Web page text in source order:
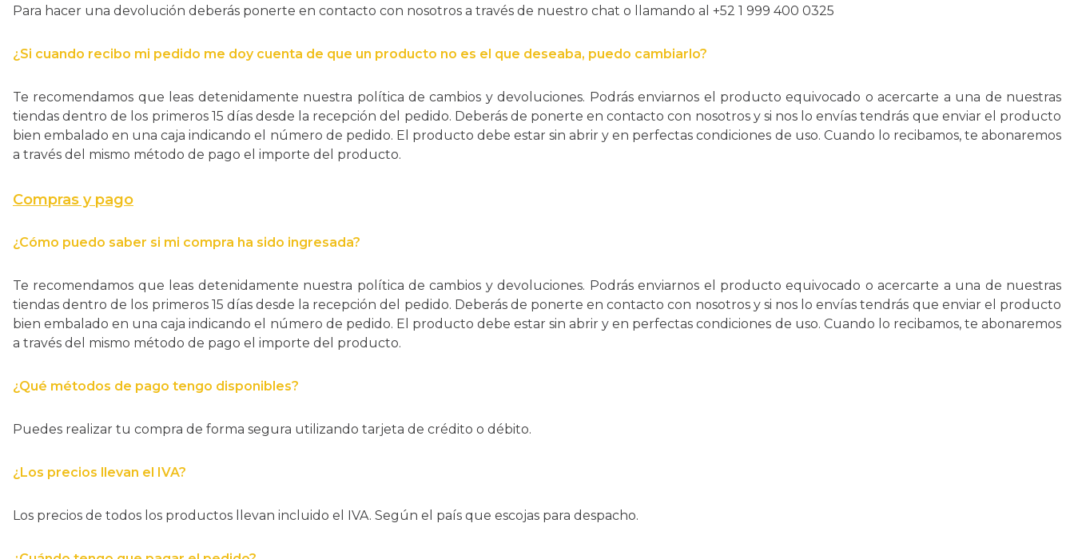
Para hacer una devolución deberás ponerte en contacto con nosotros a través de nuestro chat o llamando al +52 1 999 400 0325
¿Si cuando recibo mi pedido me doy cuenta de que un producto no es el que deseaba, puedo cambiarlo?
Te recomendamos que leas detenidamente nuestra política de cambios y devoluciones. Podrás enviarnos el producto equivocado o acercarte a una de nuestras
tiendas dentro de los primeros 15 días desde la recepción del pedido. Deberás de ponerte en contacto con nosotros y si nos lo envías tendrás que enviar el producto
bien embalado en una caja indicando el número de pedido. El producto debe estar sin abrir y en perfectas condiciones de uso. Cuando lo recibamos, te abonaremos
a través del mismo método de pago el importe del producto.
Compras y pago
¿Cómo puedo saber si mi compra ha sido ingresada?
Te recomendamos que leas detenidamente nuestra política de cambios y devoluciones. Podrás enviarnos el producto equivocado o acercarte a una de nuestras
tiendas dentro de los primeros 15 días desde la recepción del pedido. Deberás de ponerte en contacto con nosotros y si nos lo envías tendrás que enviar el producto
bien embalado en una caja indicando el número de pedido. El producto debe estar sin abrir y en perfectas condiciones de uso. Cuando lo recibamos, te abonaremos
a través del mismo método de pago el importe del producto.
¿Qué métodos de pago tengo disponibles?
Puedes realizar tu compra de forma segura utilizando tarjeta de crédito o débito.
¿Los precios llevan el IVA?
Los precios de todos los productos llevan incluido el IVA. Según el país que escojas para despacho.